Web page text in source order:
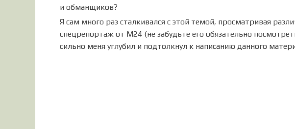
и обманщиков?
Я сам много раз сталкивался с этой темой, просматривая
спецрепортаж от М24 (не забудьте его обязательно
сильно меня углубил и подтолкнул к написанию данного